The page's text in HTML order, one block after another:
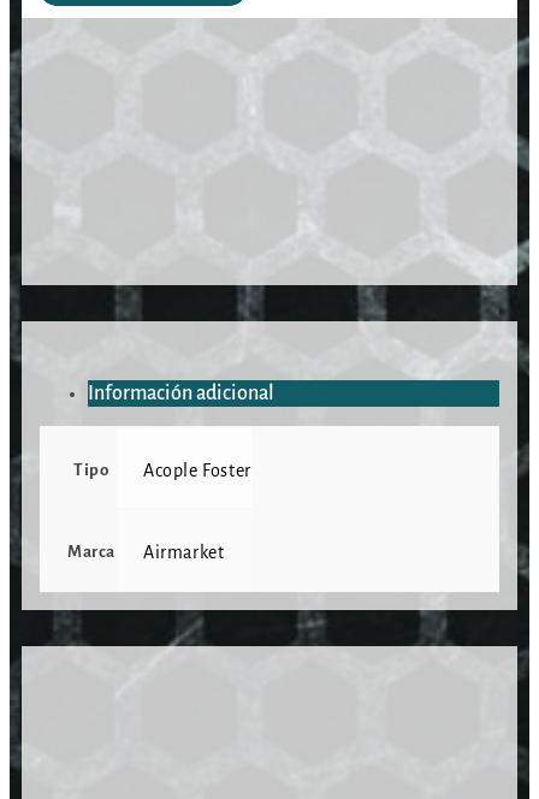
Información adicional
Tipo Acople Foster
Marca Airmarket